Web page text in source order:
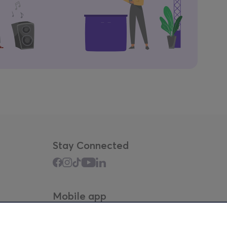
Stay Connected
Mobile app